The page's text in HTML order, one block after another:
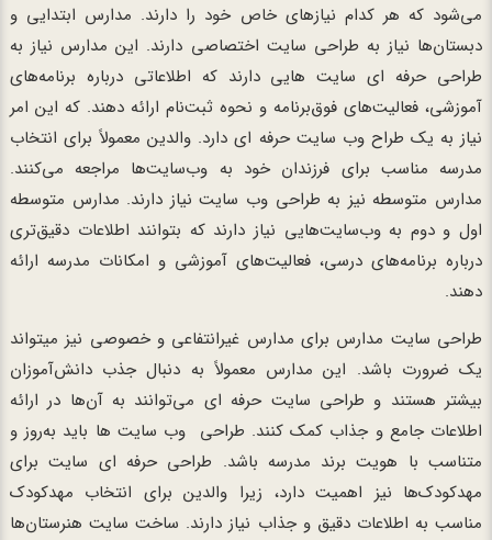
می‌شود که هر کدام نیازهای خاص خود را دارند. مدارس ابتدایی و
دبستان‌ها نیاز به طراحی سایت اختصاصی دارند. این مدارس نیاز به
طراحی حرفه ای سایت هایی دارند که اطلاعاتی درباره برنامه‌های
آموزشی، فعالیت‌های فوق‌برنامه و نحوه ثبت‌نام ارائه دهند. که این امر
نیاز به یک طراح وب سایت حرفه ای دارد. والدین معمولاً برای انتخاب
مدرسه مناسب برای فرزندان خود به وب‌سایت‌ها مراجعه می‌کنند.
مدارس متوسطه نیز به طراحی وب سایت نیاز دارند. مدارس متوسطه
اول و دوم به وب‌سایت‌هایی نیاز دارند که بتوانند اطلاعات دقیق‌تری
درباره برنامه‌های درسی، فعالیت‌های آموزشی و امکانات مدرسه ارائه
دهند.
طراحی سایت مدارس برای مدارس غیرانتفاعی و خصوصی نیز میتواند
یک ضرورت باشد. این مدارس معمولاً به دنبال جذب دانش‌آموزان
بیشتر هستند و طراحی سایت‌ حرفه‌ ای می‌توانند به آن‌ها در ارائه
اطلاعات جامع و جذاب کمک کنند. طراحی وب‌ سایت‌ ها باید به‌روز و
متناسب با هویت برند مدرسه باشد. طراحی حرفه ای سایت برای
مهدکودک‌ها نیز اهمیت دارد، زیرا والدین برای انتخاب مهدکودک
مناسب به اطلاعات دقیق و جذاب نیاز دارند. ساخت سایت هنرستان‌ها